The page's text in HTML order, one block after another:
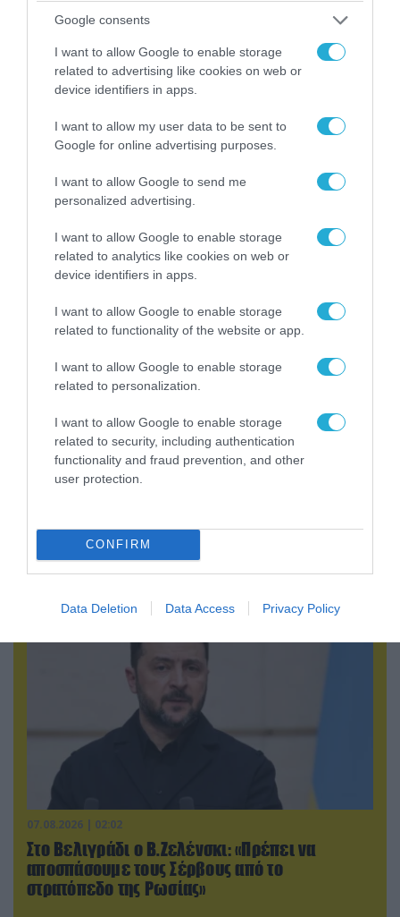
Google consents
I want to allow Google to enable storage
related to advertising like cookies on web or
device identifiers in apps.
I want to allow my user data to be sent to
Google for online advertising purposes.
I want to allow Google to send me
personalized advertising.
I want to allow Google to enable storage
related to analytics like cookies on web or
device identifiers in apps.
I want to allow Google to enable storage
related to functionality of the website or app.
I want to allow Google to enable storage
related to personalization.
I want to allow Google to enable storage
related to security, including authentication
functionality and fraud prevention, and other
user protection.
CONFIRM
Data Deletion Data Access Privacy Policy
07.08.2026 | 08:02
Κλιμακώνουν οι Χούθι: Eξαπέλυσαν επιθέσεις
κατά στρατιωτικών δυνάμεων στην Υεμένη –
Πλήγματα & στη Σαουδική Αραβία!
«Επιχείρηση ελεύθερα πεζοδρόμια» στην
Αθήνα: Απομακρύνθηκαν παράνομα
αντικείμενα από κοινόχρηστους χώρους
07.08.2026 | 02:02
Στο Βελιγράδι ο Β.Ζελένσκι: «Πρέπει να
αποσπάσουμε τους Σέρβους από το
στρατόπεδο της Ρωσίας»